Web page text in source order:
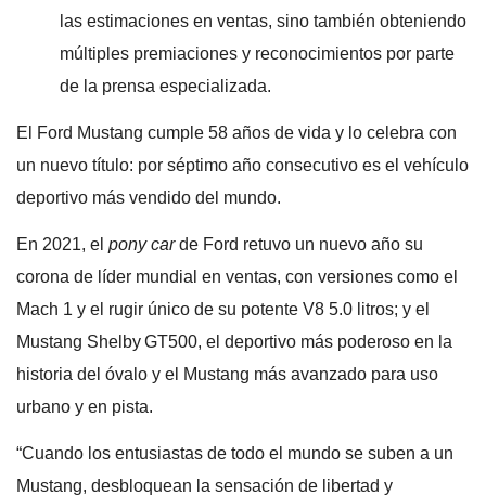
las estimaciones en ventas, sino también obteniendo
múltiples premiaciones y reconocimientos por parte
de la prensa especializada.
El Ford Mustang cumple 58 años de vida y lo celebra con
un nuevo título: por séptimo año consecutivo es el vehículo
deportivo más vendido del mundo.
En 2021, el pony carde Ford retuvo un nuevo año su
corona de líder mundial en ventas, con versiones como el
Mach 1 y el rugir único de su potente V8 5.0 litros; y el
Mustang ShelbyGT500, el deportivo más poderoso en la
historia del óvalo y el Mustang más avanzado para uso
urbano y en pista.
“Cuando los entusiastas de todo el mundo se suben a un
Mustang, desbloquean la sensación de libertad y